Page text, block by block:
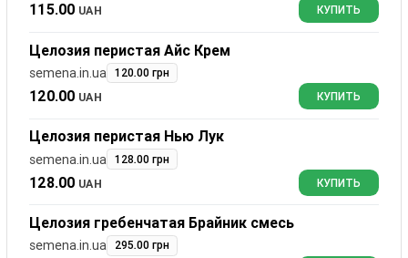
115.00 UAH КУПИТЬ
Целозия перистая Айс Крем
semena.in.ua 120.00 грн
120.00 UAH КУПИТЬ
Целозия перистая Нью Лук
semena.in.ua 128.00 грн
128.00 UAH КУПИТЬ
Целозия гребенчатая Брайник смесь
semena.in.ua 295.00 грн